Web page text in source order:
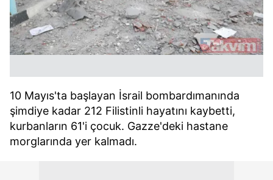
10 Mayıs'ta başlayan İsrail bombardımanında
şimdiye kadar 212 Filistinli hayatını kaybetti,
kurbanların 61'i çocuk. Gazze'deki hastane
morglarında yer kalmadı.